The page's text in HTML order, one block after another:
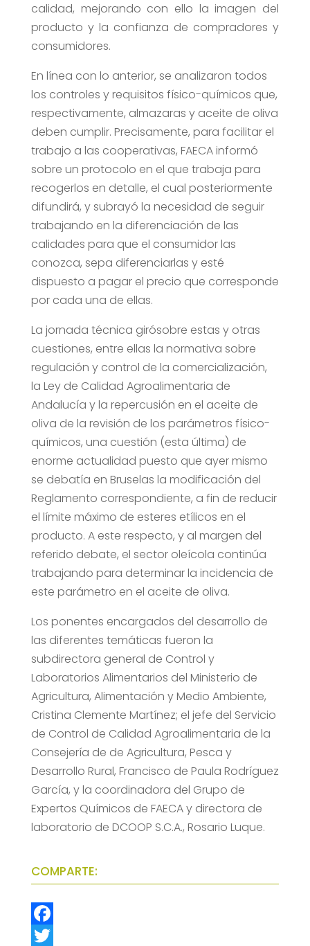
calidad, mejorando con ello la imagen del
producto y la confianza de compradores y
consumidores.
En línea con lo anterior, se analizaron todos
los controles y requisitos físico-químicos que,
respectivamente, almazaras y aceite de oliva
deben cumplir. Precisamente, para facilitar el
trabajo a las cooperativas, FAECA informó
sobre un protocolo en el que trabaja para
recogerlos en detalle, el cual posteriormente
difundirá, y subrayó la necesidad de seguir
trabajando en la diferenciación de las
calidades para que el consumidor las
conozca, sepa diferenciarlas y esté
dispuesto a pagar el precio que corresponde
por cada una de ellas.
La jornada técnica girósobre estas y otras
cuestiones, entre ellas la normativa sobre
regulación y control de la comercialización,
la Ley de Calidad Agroalimentaria de
Andalucía y la repercusión en el aceite de
oliva de la revisión de los parámetros físico-
químicos, una cuestión (esta última) de
enorme actualidad puesto que ayer mismo
se debatía en Bruselas la modificación del
Reglamento correspondiente, a fin de reducir
el límite máximo de esteres etílicos en el
producto. A este respecto, y al margen del
referido debate, el sector oleícola continúa
trabajando para determinar la incidencia de
este parámetro en el aceite de oliva.
Los ponentes encargados del desarrollo de
las diferentes temáticas fueron la
subdirectora general de Control y
Laboratorios Alimentarios del Ministerio de
Agricultura, Alimentación y Medio Ambiente,
Cristina Clemente Martínez; el jefe del Servicio
de Control de Calidad Agroalimentaria de la
Consejería de de Agricultura, Pesca y
Desarrollo Rural, Francisco de Paula Rodríguez
García, y la coordinadora del Grupo de
Expertos Químicos de FAECA y directora de
laboratorio de DCOOP S.C.A., Rosario Luque.
COMPARTE:
F